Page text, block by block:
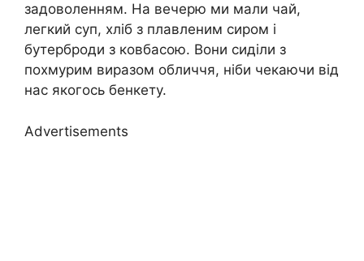
задоволенням. На вечерю ми мали чай,
легкий суп, хліб з плавленим сиром і
бутерброди з ковбасою. Вони сиділи з
похмурим виразом обличчя, ніби чекаючи від
нас якогось бенкету.
Advertisements